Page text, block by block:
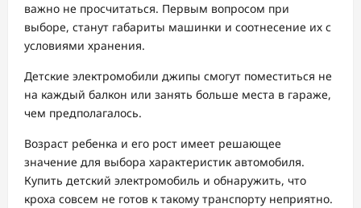
важно не просчитаться. Первым вопросом при
выборе, станут габариты машинки и соотнесение их с
условиями хранения.
Детские электромобили джипы смогут поместиться не
на каждый балкон или занять больше места в гараже,
чем предполагалось.
Возраст ребенка и его рост имеет решающее
значение для выбора характеристик автомобиля.
Купить детский электромобиль и обнаружить, что
кроха совсем не готов к такому транспорту неприятно.